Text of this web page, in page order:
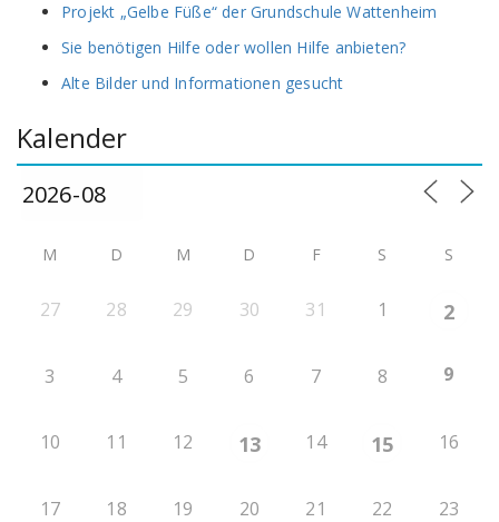
Projekt „Gelbe Füße“ der Grundschule Wattenheim
Sie benötigen Hilfe oder wollen Hilfe anbieten?
Alte Bilder und Informationen gesucht
Kalender
M D M D F S S
27 28 29 30 31 1 2
3 4 5 6 7 8 9
10 11 12 13 14 15 16
17 18 19 20 21 22 23